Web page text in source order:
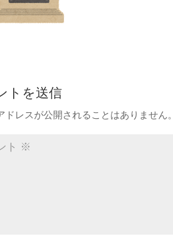
トを送信
ドレスが公開されることはありません。